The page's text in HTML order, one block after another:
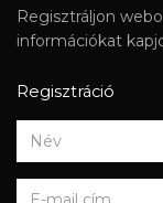
Regisztráljon
információkat
Regisztráció